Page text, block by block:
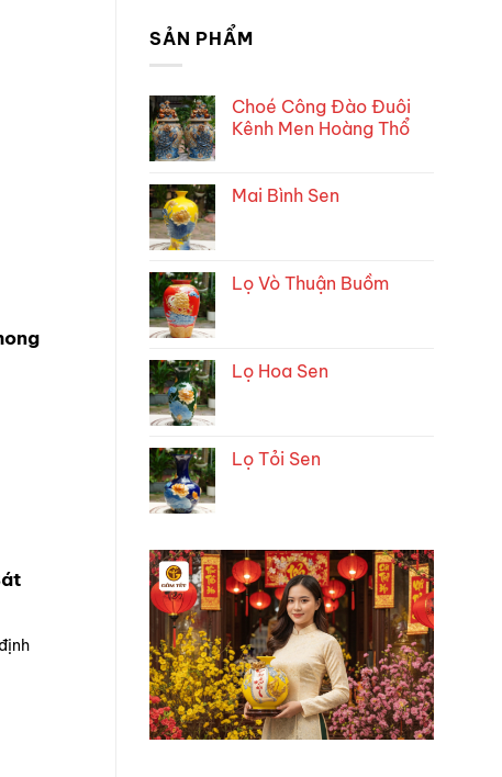
SẢN PHẨM
Choé Công Đào Đuôi
Kênh Men Hoàng Thổ
Mai Bình Sen
Lọ Vò Thuận Buồm
Lọ Hoa Sen
Lọ Tỏi Sen